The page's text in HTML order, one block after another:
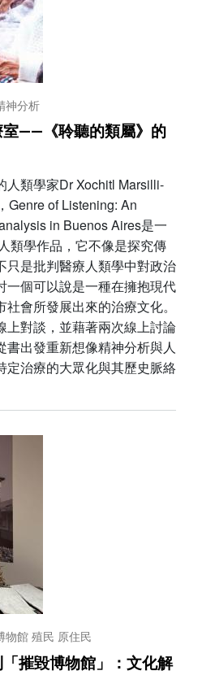
神分析
室——《聆聽的類屬》的
人類學家Dr Xochitl Marsilli-
Genre of Listening: An
in Buenos Aires是一
類學作品，它不像是探究傳
只是批判醫療人類學中對政治
一個可以說是一種在擁抱現代
會所發展出來的治療文化。
上對談，並藉著兩次線上討論
書出發重新想像精神分析與人
定治療的大眾化與其歷史脈絡
物館殖民 原住民
摧毀博物館」：文化解